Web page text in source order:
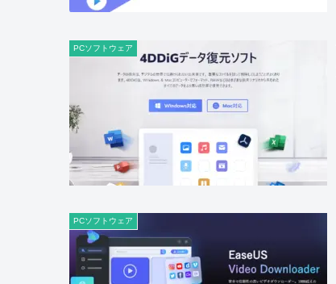
PCソフトウェア
PCソフトウェア